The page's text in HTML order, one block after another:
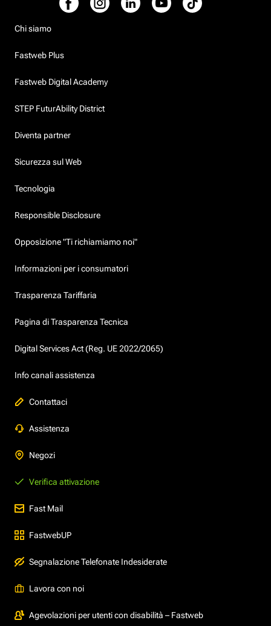
Chi siamo
Fastweb Plus
Fastweb Digital Academy
STEP FuturAbility District
Diventa partner
Sicurezza sul Web
Tecnologia
Responsible Disclosure
Opposizione "Ti richiamiamo noi"
Informazioni per i consumatori
Trasparenza Tariffaria
Pagina di Trasparenza Tecnica
Digital Services Act (Reg. UE 2022/2065)
Info canali assistenza
Contattaci
Assistenza
Negozi
Verifica attivazione
Fast Mail
FastwebUP
Segnalazione Telefonate Indesiderate
Lavora con noi
Agevolazioni per utenti con disabilità – Fastweb